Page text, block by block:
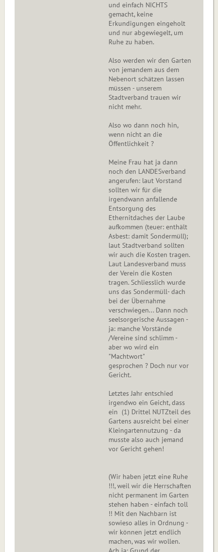
und einfach NICHTS
gemacht, keine
Erkundigungen eingeholt
und nur abgewiegelt, um
Ruhe zu haben.
Also werden wir den Garten
von jemandem aus dem
Nebenort schätzen lassen
müssen - unserem
Stadtverband trauen wir
nicht mehr.
Also wo dann noch hin,
wenn nicht an die
Öffentlichkeit ?
Meine Frau hat ja dann
noch den LANDESverband
angerufen: laut Vorstand
sollten wir für die
irgendwann anfallende
Entsorgung des
Ethernitdaches der Laube
aufkommen (teuer: enthält
Asbest: damit Sondermüll);
laut Stadtverband sollten
wir auch die Kosten tragen.
Laut Landesverband muss
der Verein die Kosten
tragen. Schliesslich wurde
uns das Sondermüll- dach
bei der Übernahme
verschwiegen... Dann noch
seelsorgerische Aussagen -
ja: manche Vorstände
/Vereine sind schlimm -
aber wo wird ein
"Machtwort"
gesprochen ? Doch nur vor
Gericht.
Letztes Jahr entschied
irgendwo ein Geicht, dass
ein (1) Drittel NUTZteil des
Gartens ausreicht bei einer
Kleingartennutzung - da
musste also auch jemand
vor Gericht gehen!
(Wir haben jetzt eine Ruhe
!!!, weil wir die Herrschaften
nicht permanent im Garten
stehen haben - einfach toll
!! Mit den Nachbarn ist
sowieso alles in Ordnung -
wir können jetzt endlich
machen, was wir wollen.